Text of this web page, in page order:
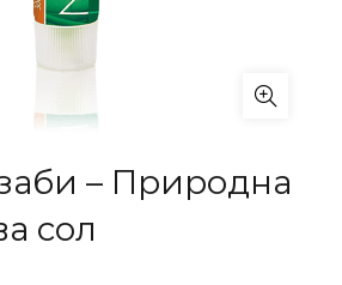
– Природна
сол